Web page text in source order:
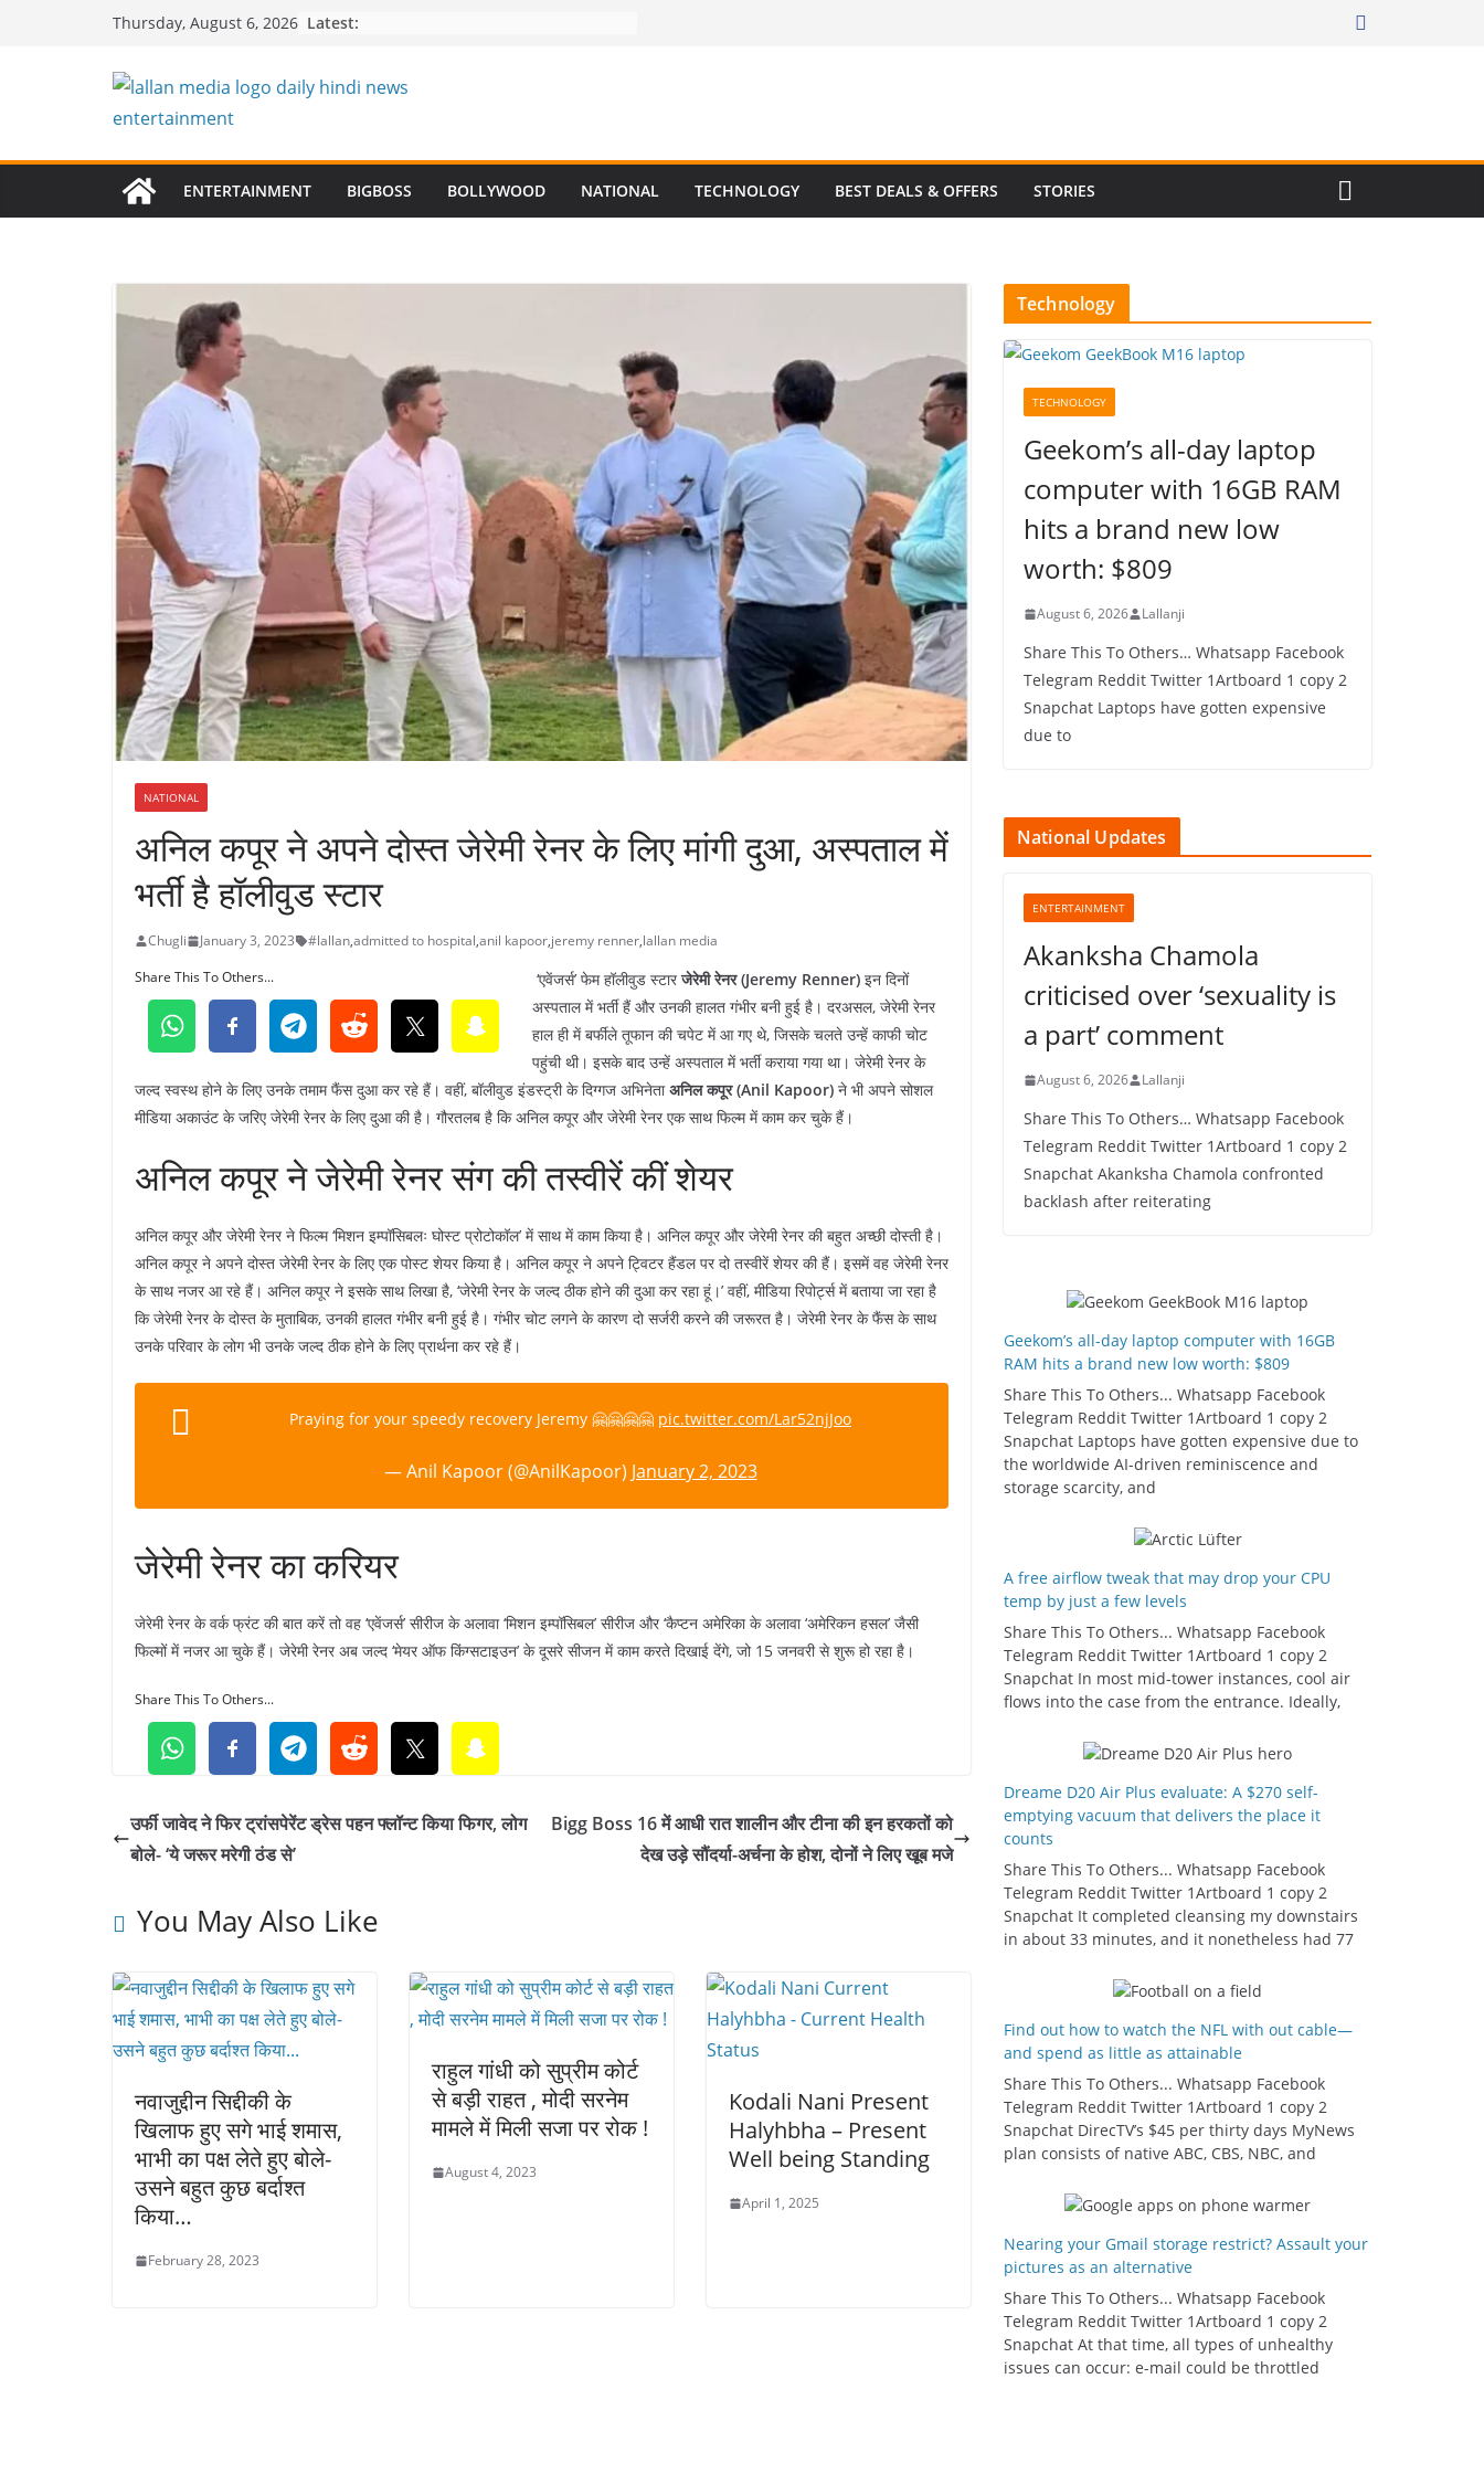
Thursday, August 6, 2026 Latest:
ENTERTAINMENT BIGBOSS BOLLYWOOD NATIONAL TECHNOLOGY BEST DEALS & OFFERS STORIES
NATIONAL
अनिल कपूर ने अपने दोस्त जेरेमी रेनर के लिए मांगी दुआ, अस्पताल में
भर्ती है हॉलीवुड स्टार
Chugli January 3, 2023 #lallan,admitted to hospital,anil kapoor,jeremy renner,lallan media
Share This To Others...
‘एवेंजर्स’ फेम हॉलीवुड स्टारजेरेमी रेनर (Jeremy Renner) इन दिनों
अस्पताल में भर्ती हैं और उनकी हालत गंभीर बनी हुई है। दरअसल, जेरेमी रेनर
हाल ही में बर्फीले तूफान की चपेट में आ गए थे, जिसके चलते उन्हें काफी चोट
पहुंची थी। इसके बाद उन्हें अस्पताल में भर्ती कराया गया था। जेरेमी रेनर के
जल्द स्वस्थ होने के लिए उनके तमाम फैंस दुआ कर रहे हैं। वहीं, बॉलीवुड इंडस्ट्री के दिग्गज अभिनेताअनिल कपूर (Anil Kapoor) ने भी अपने सोशल
मीडिया अकाउंट के जरिए जेरेमी रेनर के लिए दुआ की है। गौरतलब है कि अनिल कपूर और जेरेमी रेनर एक साथ फिल्म में काम कर चुके हैं।
अनिल कपूर ने जेरेमी रेनर संग की तस्वीरें कीं शेयर
अनिल कपूर और जेरेमी रेनर ने फिल्म ‘मिशन इम्पॉसिबलः घोस्ट प्रोटोकॉल’ में साथ में काम किया है। अनिल कपूर और जेरेमी रेनर की बहुत अच्छी दोस्ती है।
अनिल कपूर ने अपने दोस्त जेरेमी रेनर के लिए एक पोस्ट शेयर किया है। अनिल कपूर ने अपने ट्विटर हैंडल पर दो तस्वीरें शेयर की हैं। इसमें वह जेरेमी रेनर
के साथ नजर आ रहे हैं। अनिल कपूर ने इसके साथ लिखा है, ‘जेरेमी रेनर के जल्द ठीक होने की दुआ कर रहा हूं।’ वहीं, मीडिया रिपोर्ट्स में बताया जा रहा है
कि जेरेमी रेनर के दोस्त के मुताबिक, उनकी हालत गंभीर बनी हुई है। गंभीर चोट लगने के कारण दो सर्जरी करने की जरूरत है। जेरेमी रेनर के फैंस के साथ
उनके परिवार के लोग भी उनके जल्द ठीक होने के लिए प्रार्थना कर रहे हैं।
Praying for your speedy recovery Jeremy 🤗🤗🤗🤗 pic.twitter.com/Lar52njJoo
— Anil Kapoor (@AnilKapoor) January 2, 2023
जेरेमी रेनर का करियर
जेरेमी रेनर के वर्क फ्रंट की बात करें तो वह ‘एवेंजर्स’ सीरीज के अलावा ‘मिशन इम्पॉसिबल’ सीरीज और ‘कैप्टन अमेरिका के अलावा ‘अमेरिकन हसल’ जैसी
फिल्मों में नजर आ चुके हैं। जेरेमी रेनर अब जल्द ‘मेयर ऑफ किंग्सटाइउन’ के दूसरे सीजन में काम करते दिखाई देंगे, जो 15 जनवरी से शुरू हो रहा है।
Share This To Others...
उर्फी जावेद ने फिर ट्रांसपेरेंट ड्रेस पहन फ्लॉन्ट किया फिगर, लोग
बोले- ‘ये जरूर मरेगी ठंड से’
Bigg Boss 16 में आधी रात शालीन और टीना की इन हरकतों को
देख उड़े सौंदर्या-अर्चना के होश, दोनों ने लिए खूब मजे
You May Also Like
नवाजुद्दीन सिद्दीकी के
खिलाफ हुए सगे भाई शमास,
भाभी का पक्ष लेते हुए बोले-
उसने बहुत कुछ बर्दाश्त
किया…
February 28, 2023
राहुल गांधी को सुप्रीम कोर्ट
से बड़ी राहत , मोदी सरनेम
मामले में मिली सजा पर रोक !
August 4, 2023
Kodali Nani Present
Halyhbha – Present
Well being Standing
April 1, 2025
Technology
TECHNOLOGY
Geekom’s all-day laptop
computer with 16GB RAM
hits a brand new low
worth: $809
August 6, 2026 Lallanji
Share This To Others… Whatsapp Facebook
Telegram Reddit Twitter 1Artboard 1 copy 2
Snapchat Laptops have gotten expensive
due to
National Updates
ENTERTAINMENT
Akanksha Chamola
criticised over ‘sexuality is
a part’ comment
August 6, 2026 Lallanji
Share This To Others… Whatsapp Facebook
Telegram Reddit Twitter 1Artboard 1 copy 2
Snapchat Akanksha Chamola confronted
backlash after reiterating
Geekom’s all-day laptop computer with 16GB
RAM hits a brand new low worth: $809
Share This To Others... Whatsapp Facebook
Telegram Reddit Twitter 1Artboard 1 copy 2
Snapchat Laptops have gotten expensive due to
the worldwide AI-driven reminiscence and
storage scarcity, and
A free airflow tweak that may drop your CPU
temp by just a few levels
Share This To Others... Whatsapp Facebook
Telegram Reddit Twitter 1Artboard 1 copy 2
Snapchat In most mid-tower instances, cool air
flows into the case from the entrance. Ideally,
Dreame D20 Air Plus evaluate: A $270 self-
emptying vacuum that delivers the place it
counts
Share This To Others... Whatsapp Facebook
Telegram Reddit Twitter 1Artboard 1 copy 2
Snapchat It completed cleansing my downstairs
in about 33 minutes, and it nonetheless had 77
Find out how to watch the NFL with out cable—
and spend as little as attainable
Share This To Others... Whatsapp Facebook
Telegram Reddit Twitter 1Artboard 1 copy 2
Snapchat DirecTV’s $45 per thirty days MyNews
plan consists of native ABC, CBS, NBC, and
Nearing your Gmail storage restrict? Assault your
pictures as an alternative
Share This To Others... Whatsapp Facebook
Telegram Reddit Twitter 1Artboard 1 copy 2
Snapchat At that time, all types of unhealthy
issues can occur: e-mail could be throttled